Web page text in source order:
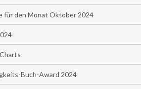
für den Monat Oktober 2024
Buch-Award 2024